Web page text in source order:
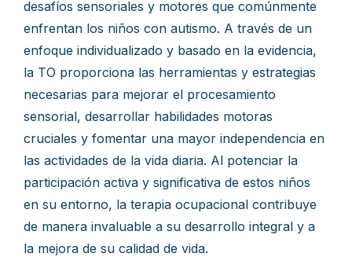
desafíos sensoriales y motores que comúnmente
enfrentan los niños con autismo. A través de un
enfoque individualizado y basado en la evidencia,
la TO proporciona las herramientas y estrategias
necesarias para mejorar el procesamiento
sensorial, desarrollar habilidades motoras
cruciales y fomentar una mayor independencia en
las actividades de la vida diaria. Al potenciar la
participación activa y significativa de estos niños
en su entorno, la terapia ocupacional contribuye
de manera invaluable a su desarrollo integral y a
la mejora de su calidad de vida.